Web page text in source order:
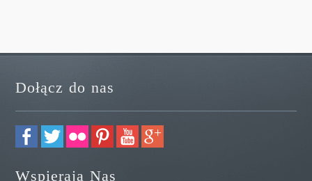
Dołącz do nas
Wspierają Nas